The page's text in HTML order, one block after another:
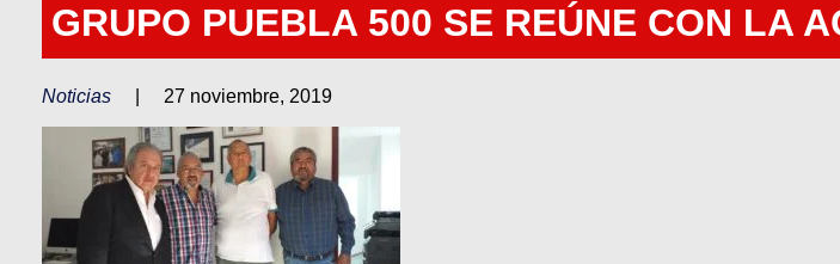
GRUPO PUEBLA 500 SE REÚNE CON LA
Noticias 27 noviembre, 2019